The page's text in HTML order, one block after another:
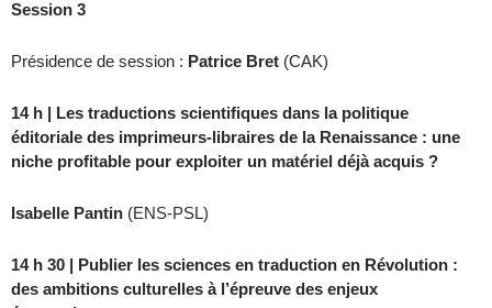
Session 3
Présidence de session : Patrice Bret (CAK)
14 h | Les traductions scientifiques dans la politique
éditoriale des imprimeurs-libraires de la Renaissance : une
niche profitable pour exploiter un matériel déjà acquis ?
Isabelle Pantin (ENS-PSL)
14 h 30 | Publier les sciences en traduction en Révolution :
des ambitions culturelles à l’épreuve des enjeux